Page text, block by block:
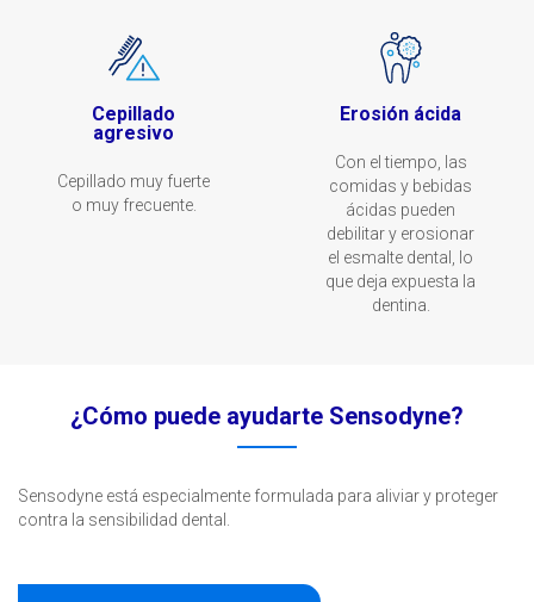
Cepillado
agresivo
Cepillado muy fuerte
o muy frecuente.
Erosión ácida
Con el tiempo, las
comidas y bebidas
ácidas pueden
debilitar y erosionar
el esmalte dental, lo
que deja expuesta la
dentina.
¿Cómo puede ayudarte Sensodyne?
Sensodyne está especialmente formulada para aliviar y proteger
contra la sensibilidad dental